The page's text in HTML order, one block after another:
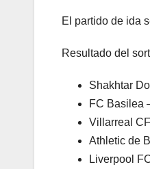
El partido de ida
Resultado del
Shakhtar
FC Basilea
Villarreal
Athletic de
Liverpool